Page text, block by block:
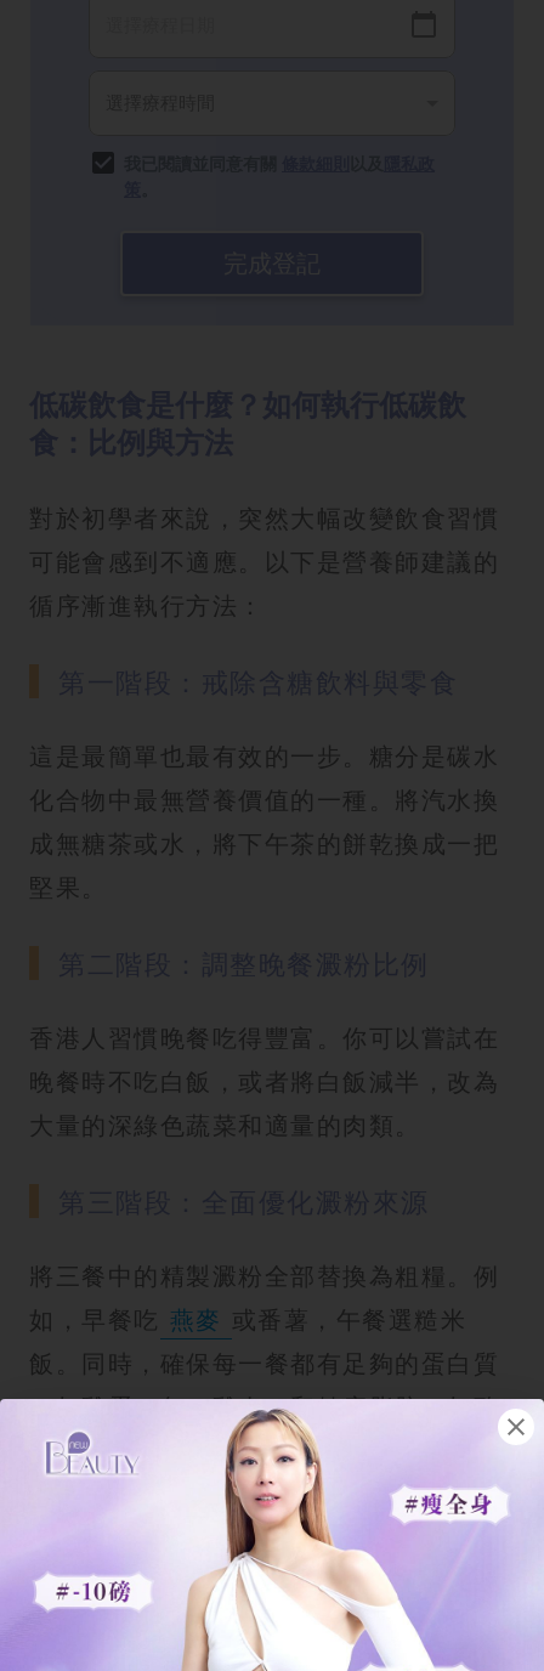
對於初學者來說，突然大幅改變飲食習慣
可能會感到不適應。以下是營養師建議的
循序漸進執行方法：
這是最簡單也最有效的一步。糖分是碳水
化合物中最無營養價值的一種。將汽水換
成無糖茶或水，將下午茶的餅乾換成一把
堅果。
香港人習慣晚餐吃得豐富。你可以嘗試在
晚餐時不吃白飯，或者將白飯減半，改為
大量的深綠色蔬菜和適量的肉類。
將三餐中的精製澱粉全部替換為粗糧。例
如，早餐吃 燕麥 或番薯，午餐選糙米
飯。同時，確保每一餐都有足夠的蛋白質
（如雞蛋、魚、雞肉）和健康脂肪（如酪
梨油、橄欖油）。
第四階段：精算比例
當你適應了上述改變，可以開始嚴格控制
碳水化合物的佔比。例如，將餐盤分為四